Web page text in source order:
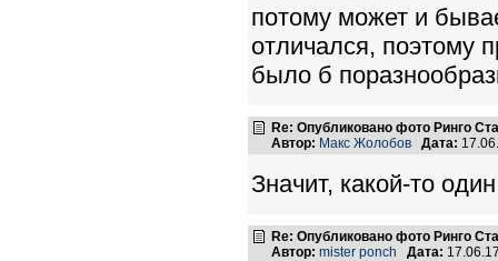
потому может и
отличался, поэтому
было б
Re: Опубликовано фото Ринго
Автор: Макс Жолобов Дата:
Значит, какой-то
Re: Опубликовано фото Ринго
Автор: mister ponch Дата: